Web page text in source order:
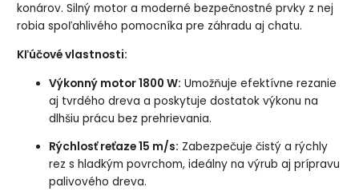
konárov. Silný motor a moderné bezpečnostné prvky z nej
robia spoľahlivého pomocníka pre záhradu aj chatu.
Kľúčové vlastnosti:
Výkonný motor 1800 W: Umožňuje efektívne rezanie
aj tvrdého dreva a poskytuje dostatok výkonu na
dlhšiu prácu bez prehrievania.
Rýchlosť reťaze 15 m/s: Zabezpečuje čistý a rýchly
rez s hladkým povrchom, ideálny na výrub aj prípravu
palivového dreva.